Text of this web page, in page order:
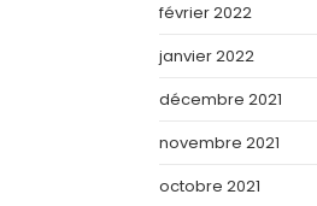
février 2022
janvier 2022
décembre 2021
novembre 2021
octobre 2021